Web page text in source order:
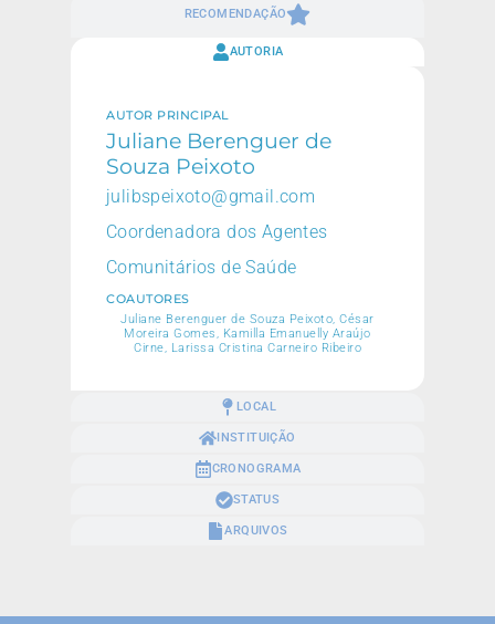
RECOMENDAÇÃO
AUTORIA
LOCAL
INSTITUIÇÃO
CRONOGRAMA
STATUS
ARQUIVOS
AUTOR PRINCIPAL
Juliane Berenguer de
Souza Peixoto
julibspeixoto@gmail.com
Coordenadora dos Agentes
Comunitários de Saúde
COAUTORES
Juliane Berenguer de Souza Peixoto, César
Moreira Gomes, Kamilla Emanuelly Araújo
Cirne, Larissa Cristina Carneiro Ribeiro